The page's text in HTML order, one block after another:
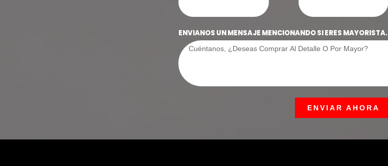
ENVIANOS UN MENSAJE MENCIONANDO SI ERES MAYORISTA.
ENVIAR AHORA